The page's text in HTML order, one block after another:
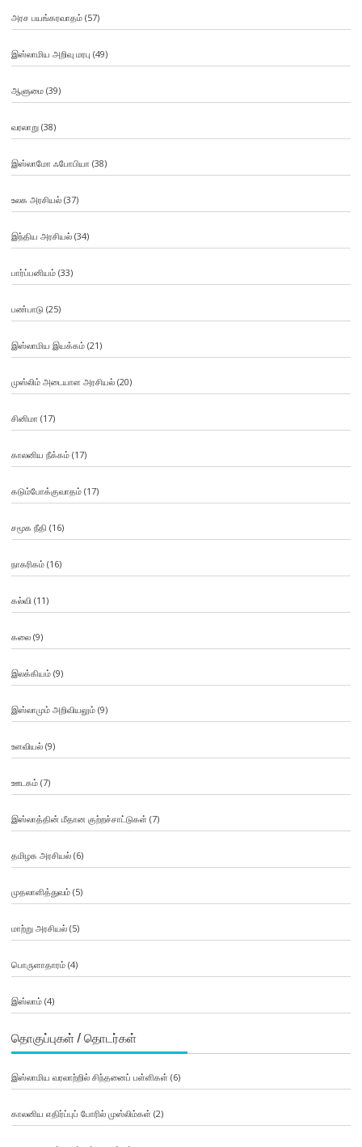
அரச பயங்கரவாதம்(57)
இஸ்லாமிய அறிவு மரபு (49)
ஆளுமை(39)
வரலாறு(38)
இஸ்லாமோ ஃபோபியா (38)
உலக அரசியல்(37)
இந்திய அரசியல்(34)
பார்ப்பனியம்(33)
பண்பாடு(25)
இஸ்லாமிய இயக்கம்(21)
முஸ்லிம் அடையாள அரசியல்(20)
சினிமா (17)
காலனிய நீக்கம்(17)
கடும்போக்குவாதம்(17)
சமூக நீதி (16)
நாகரிகம்(16)
கல்வி (11)
கலை(9)
இலக்கியம்(9)
இஸ்லாமும் அறிவியலும்(9)
உளவியல்(9)
ஊடகம்(7)
இஸ்லாத்தின் மீதான குற்றச்சாட்டுகள் (7)
தமிழக அரசியல்(6)
முதலாளித்துவம்(5)
மாற்று அரசியல்(5)
பொருளாதாரம்(4)
இஸ்லாம்(4)
தொகுப்புகள் / தொடர்கள்
இஸ்லாமிய வரலாற்றில் சிந்தனைப் பள்ளிகள் (6)
காலனிய எதிர்ப்புப் போரில் முஸ்லிம்கள் (2)